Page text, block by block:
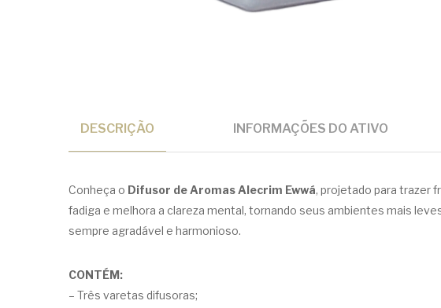
DESCRIÇÃO INFORMAÇÕES DO ATIVO
Conheça o Difusor de Aromas Alecrim Ewwá, projetado para trazer
fadiga e melhora a clareza mental, tornando seus ambientes mais
sempre agradável e harmonioso.
CONTÉM:
– Três varetas difusoras;